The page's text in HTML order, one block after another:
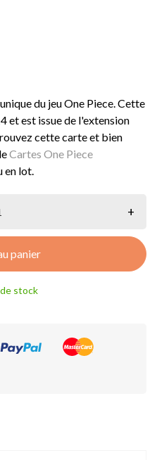
du jeu One Piece. Cette
et est issue de l'extension
cette carte et bien
Cartes One Piece
en lot.
+
panier
stock